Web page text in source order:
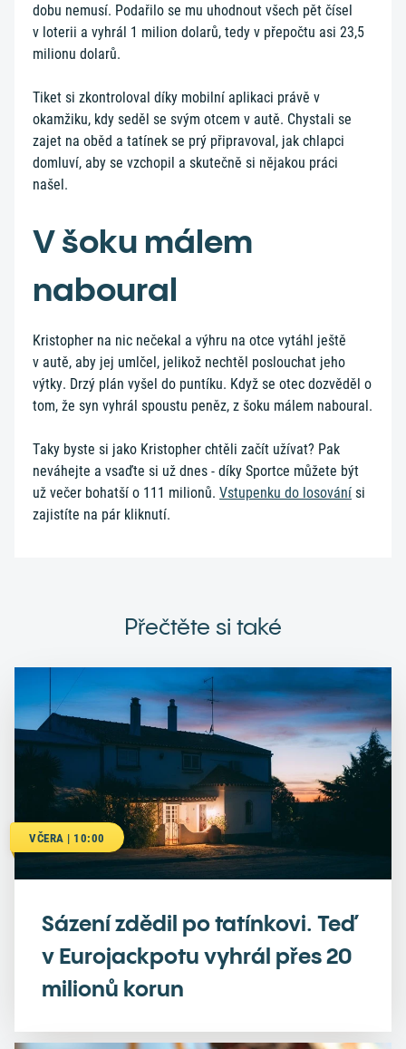
dobu nemusí. Podařilo se mu uhodnout všech pět čísel
v loterii a vyhrál 1 milion dolarů, tedy v přepočtu asi 23,5
milionu dolarů.
Tiket si zkontroloval díky mobilní aplikaci právě v
okamžiku, kdy seděl se svým otcem v autě. Chystali se
zajet na oběd a tatínek se prý připravoval, jak chlapci
domluví, aby se vzchopil a skutečně si nějakou práci
našel.
V šoku málem
naboural
Kristopher na nic nečekal a výhru na otce vytáhl ještě
v autě, aby jej umlčel, jelikož nechtěl poslouchat jeho
výtky. Drzý plán vyšel do puntíku. Když se otec dozvěděl o
tom, že syn vyhrál spoustu peněz, z šoku málem naboural.
Taky byste si jako Kristopher chtěli začít užívat? Pak
neváhejte a vsaďte si už dnes - díky Sportce můžete být
už večer bohatší o 111 milionů. Vstupenku do losování si
zajistíte na pár kliknutí.
Přečtěte si také
VČERA | 10:00
Sázení zdědil po tatínkovi. Teď
v Eurojackpotu vyhrál přes 20
milionů korun